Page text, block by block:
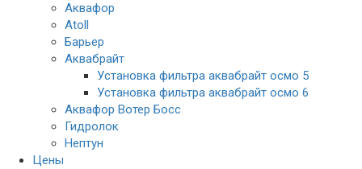
Аквафор
Atoll
Барьер
Аквабрайт
Установка фильтра аквабрайт осмо 5
Установка фильтра аквабрайт осмо 6
Аквафор Вотер Босс
Гидролок
Нептун
Цены